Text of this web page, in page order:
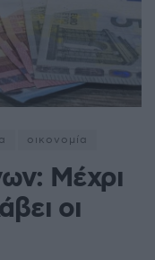
οικονομία
Μέχρι
οι